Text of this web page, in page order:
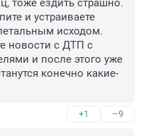
тоже ездить страшно.
и устраиваете
исходом.
новости с ДТП с
и после этого уже
конечно какие-
+1 –9